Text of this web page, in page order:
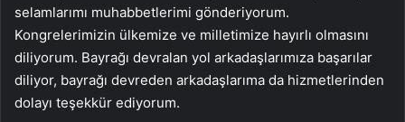
selamlarımı muhabbetlerimi gönderiyorum.
Kongrelerimizin ülkemize ve milletimize hayırlı olmasını
diliyorum. Bayrağı devralan yol arkadaşlarımıza başarılar
diliyor, bayrağı devreden arkadaşlarıma da hizmetlerinden
dolayı teşekkür ediyorum.